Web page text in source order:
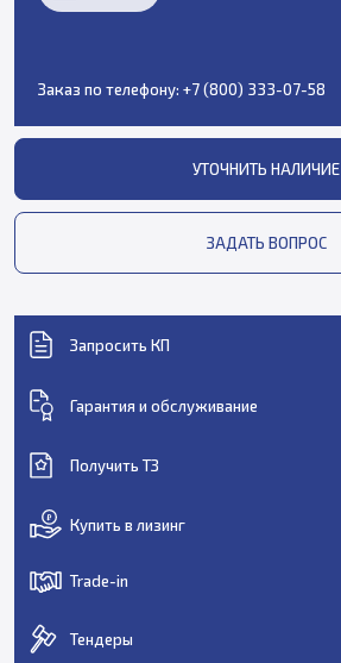
Заказ по телефону: +7 (800) 333-07-58
УТОЧНИТЬ НАЛИЧИЕ
ЗАДАТЬ ВОПРОС
Запросить КП
Гарантия и обслуживание
Получить ТЗ
Купить в лизинг
Trade-in
Тендеры